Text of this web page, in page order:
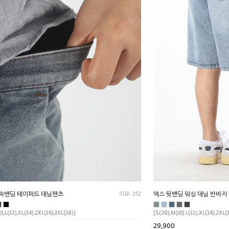
밴딩 테이퍼드 데님팬츠 리뷰: 252 덱스 뒷밴딩 워싱 데님 반바지
29,900